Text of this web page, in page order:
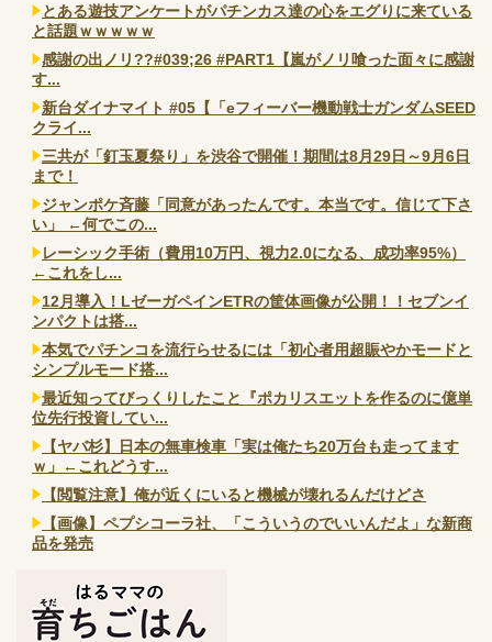
とある遊技アンケートがパチンカス達の心をエグりに来ている
と話題ｗｗｗｗｗ
感謝の出ノリ??#039;26 #PART1【嵐がノリ喰った面々に感謝
す...
新台ダイナマイト #05【「eフィーバー機動戦士ガンダムSEED
クライ...
三共が「釘玉夏祭り」を渋谷で開催！期間は8月29日～9月6日
まで！
ジャンポケ斉藤「同意があったんです。本当です。信じて下さ
い」 ←何でこの...
レーシック手術（費用10万円、視力2.0になる、成功率95%）
←これをし...
12月導入！LゼーガペインETRの筐体画像が公開！！セブンイ
ンパクトは搭...
本気でパチンコを流行らせるには「初心者用超賑やかモードと
シンプルモード搭...
最近知ってびっくりしたこと『ポカリスエットを作るのに億単
位先行投資してい...
【ヤバ杉】日本の無車検車「実は俺たち20万台も走ってます
ｗ」←これどうす...
【閲覧注意】俺が近くにいると機械が壊れるんだけどさ
【画像】ペプシコーラ社、「こういうのでいいんだよ」な新商
品を発売